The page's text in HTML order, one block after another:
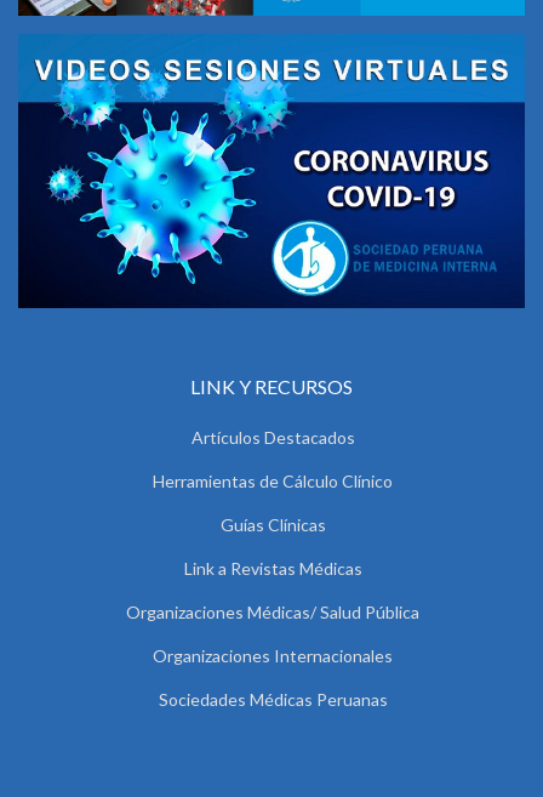
LINK Y RECURSOS
Artículos Destacados
Herramientas de Cálculo Clínico
Guías Clínicas
Link a Revistas Médicas
Organizaciones Médicas/ Salud Pública
Organizaciones Internacionales
Sociedades Médicas Peruanas